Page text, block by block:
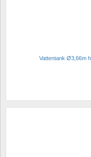
Vattentank Ø3,66m